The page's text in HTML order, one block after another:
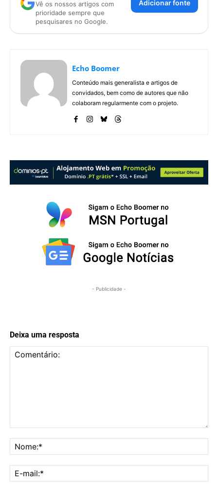
Vê os nossos artigos com
prioridade sempre que
pesquisares no Google.
Adicionar fonte
Echo Boomer
Conteúdo mais generalista e artigos de
convidados, bem como de autores que não
colaboram regularmente com o projeto.
- Publicidade -
Deixa uma resposta